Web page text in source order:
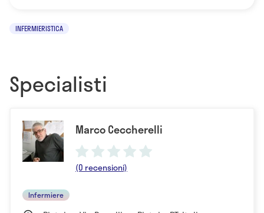
INFERMIERISTICA
Specialisti
Marco Ceccherelli
(0 recensioni)
Infermiere